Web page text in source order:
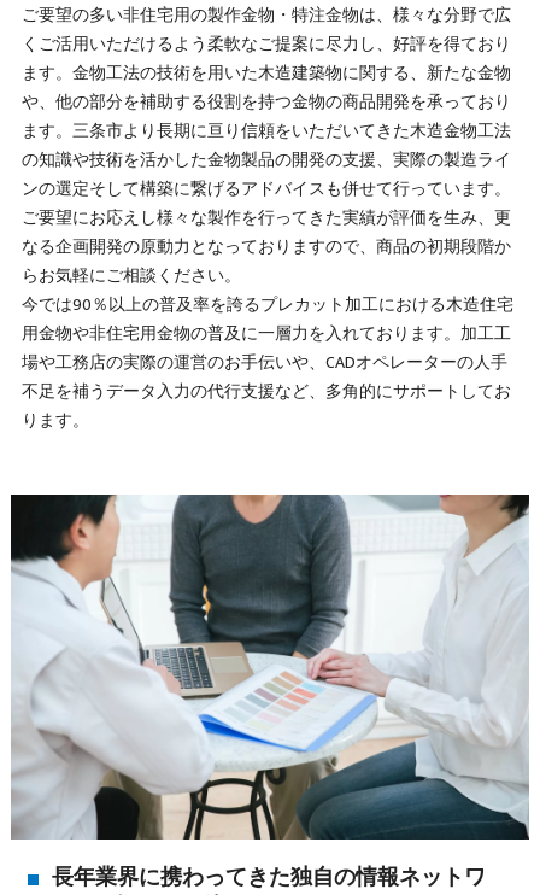
ご要望の多い非住宅用の製作金物・特注金物は、様々な分野で広
くご活用いただけるよう柔軟なご提案に尽力し、好評を得ており
ます。金物工法の技術を用いた木造建築物に関する、新たな金物
や、他の部分を補助する役割を持つ金物の商品開発を承っており
ます。三条市より長期に亘り信頼をいただいてきた木造金物工法
の知識や技術を活かした金物製品の開発の支援、実際の製造ライ
ンの選定そして構築に繋げるアドバイスも併せて行っています。
ご要望にお応えし様々な製作を行ってきた実績が評価を生み、更
なる企画開発の原動力となっておりますので、商品の初期段階か
らお気軽にご相談ください。
今では90％以上の普及率を誇るプレカット加工における木造住宅
用金物や非住宅用金物の普及に一層力を入れております。加工工
場や工務店の実際の運営のお手伝いや、CADオペレーターの人手
不足を補うデータ入力の代行支援など、多角的にサポートしてお
ります。
長年業界に携わってきた独自の情報ネットワ